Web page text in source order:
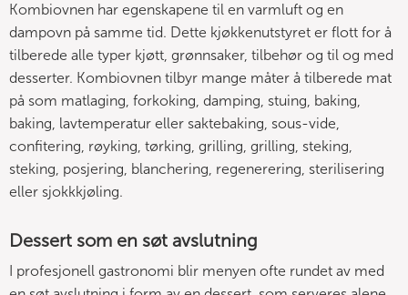
Kombiovnen har egenskapene til en varmluft og en
dampovn på samme tid. Dette kjøkkenutstyret er flott for å
tilberede alle typer kjøtt, grønnsaker, tilbehør og til og med
desserter. Kombiovnen tilbyr mange måter å tilberede mat
på som matlaging, forkoking, damping, stuing, baking,
baking, lavtemperatur eller saktebaking, sous-vide,
confitering, røyking, tørking, grilling, grilling, steking,
steking, posjering, blanchering, regenerering, sterilisering
eller sjokkkjøling.
Dessert som en søt avslutning
I profesjonell gastronomi blir menyen ofte rundet av med